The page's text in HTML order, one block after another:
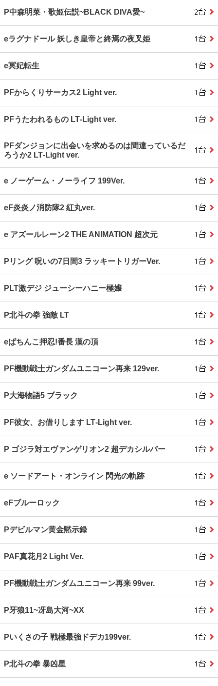
P中森明菜・歌姫伝説~BLACK DIVA愛~
eラグナドール 妖しき皇帝と終焉の夜叉姫
e冥妃転生
PFからくりサーカス2 Light ver.
PFうたわれるもの LT‐Light ver.
PFダンジョンに出会いを求めるのは間違っているだ
ろうか2 LT‐Light ver.
e ノーゲーム・ノーライフ 199Ver.
eF炎炎ノ消防隊2 紅丸ver.
e アズールレーン2 THE ANIMATION 超次元
Pリング 呪いの7日間3 ラッキートリガーVer.
PLT激デジ ジューシーハニー極嬢
P北斗の拳 強敵 LT
eぱちんこ押忍!番長 漢の頂
PF機動戦士ガンダムユニコーン再来 129ver.
P大海物語5 ブラック
PF彼女、お借りします LT‐Light ver.
P ゴジラ対エヴァンゲリオン2 超デカシルバー
e ソードアート・オンライン 閃光の軌跡
eFブルーロック
Pデビルマン黄金黙示録
PAF真花月2 Light Ver.
PF機動戦士ガンダムユニコーン再来 99ver.
P牙狼11~冴島大河~XX
Pいくさの子 戦極最強ドデカ199ver.
P北斗の拳 暴凶星